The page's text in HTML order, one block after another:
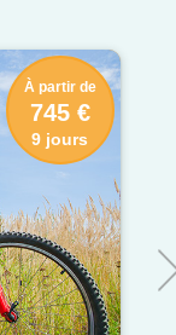
À partir de
745 €
9 jours